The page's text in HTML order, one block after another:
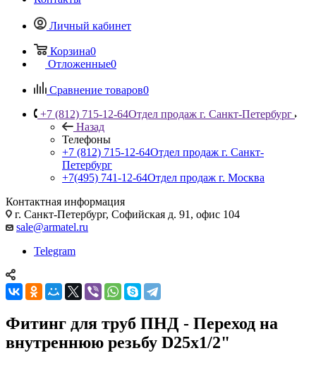
Личный кабинет
Корзина0
Отложенные0
Сравнение товаров0
+7 (812) 715-12-64Отдел продаж г. Санкт-Петербург
Назад
Телефоны
+7 (812) 715-12-64Отдел продаж г. Санкт-
Петербург
+7(495) 741-12-64Отдел продаж г. Москва
Контактная информация
г. Санкт-Петербург, Софийская д. 91, офис 104
sale@armatel.ru
Telegram
Фитинг для труб ПНД - Переход на
внутреннюю резьбу D25x1/2"